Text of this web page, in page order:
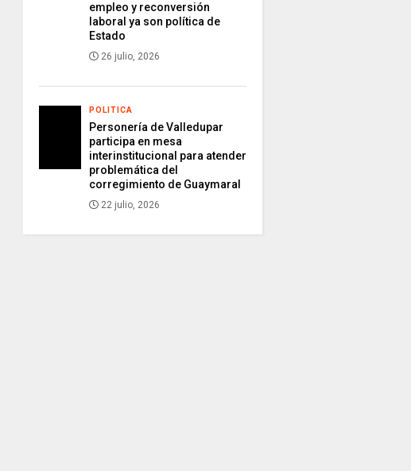
empleo y reconversión
laboral ya son política de
Estado
26 julio, 2026
POLITICA
Personería de Valledupar
participa en mesa
interinstitucional para atender
problemática del
corregimiento de Guaymaral
22 julio, 2026